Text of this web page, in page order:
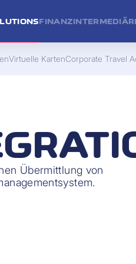
Übermittlung von
Virtuelle KartenCorporate Travel